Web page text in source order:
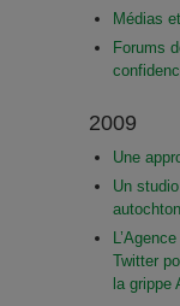
Médias
Forums
2009
Une
Un
Twitter
la grippe